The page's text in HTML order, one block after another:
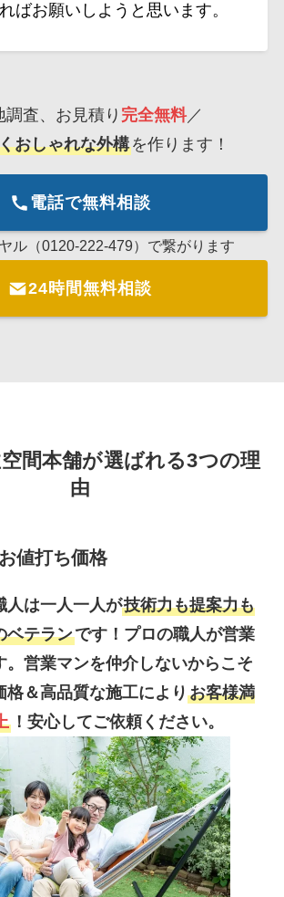
ばお願いしようと思います。
調査、お見積り 完全無料／
おしゃれな外構 を作ります！
電話で無料相談
ル（0120-222-479）で繋がります
24時間無料相談
間本舗が選ばれる3つの理
由
値打ち価格
人は一人一人が技術力も提案力も
ベテランです！プロの職人が営業
。営業マンを仲介しないからこそ
格＆高品質な施工により お客様満
！安心してご依頼ください。